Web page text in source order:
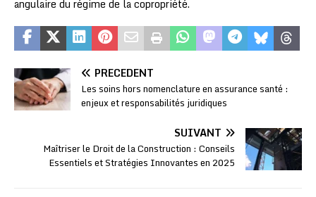
angulaire du régime de la copropriété.
PRÉCÉDENT
Les soins hors nomenclature en assurance santé :
enjeux et responsabilités juridiques
SUIVANT
Maîtriser le Droit de la Construction : Conseils
Essentiels et Stratégies Innovantes en 2025